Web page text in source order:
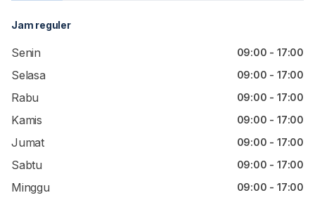
Jam reguler
Senin 09:00 - 17:00
Selasa 09:00 - 17:00
Rabu 09:00 - 17:00
Kamis 09:00 - 17:00
Jumat 09:00 - 17:00
Sabtu 09:00 - 17:00
Minggu 09:00 - 17:00